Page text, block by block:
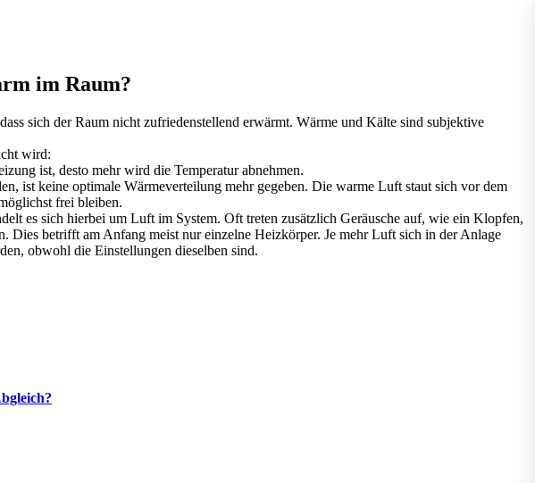
im Raum?
sich der Raum nicht zufriedenstellend erwärmt. Wärme und Kälte sind subjektive
wird:
ist, desto mehr wird die Temperatur abnehmen.
ist keine optimale Wärmeverteilung mehr gegeben. Die warme Luft staut sich vor dem
frei bleiben.
es sich hierbei um Luft im System. Oft treten zusätzlich Geräusche auf, wie ein Klopfen,
betrifft am Anfang meist nur einzelne Heizkörper. Je mehr Luft sich in der Anlage
obwohl die Einstellungen dieselben sind.